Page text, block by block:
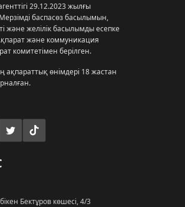
29.12.2023 жылғы
баспасөз басылымын,
және желілік басылымды есепке
және коммуникация
комитетімен берілген.
ақпараттық өнімдері 18 жастан
Бектұров көшесі, 4/3